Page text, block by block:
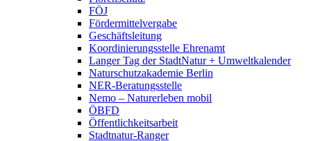
FÖJ
Fördermittelvergabe
Geschäftsleitung
Koordinierungsstelle Ehrenamt
Langer Tag der StadtNatur + Umweltkalender
Naturschutzakademie Berlin
NER-Beratungsstelle
Nemo – Naturerleben mobil
ÖBFD
Öffentlichkeitsarbeit
Stadtnatur-Ranger